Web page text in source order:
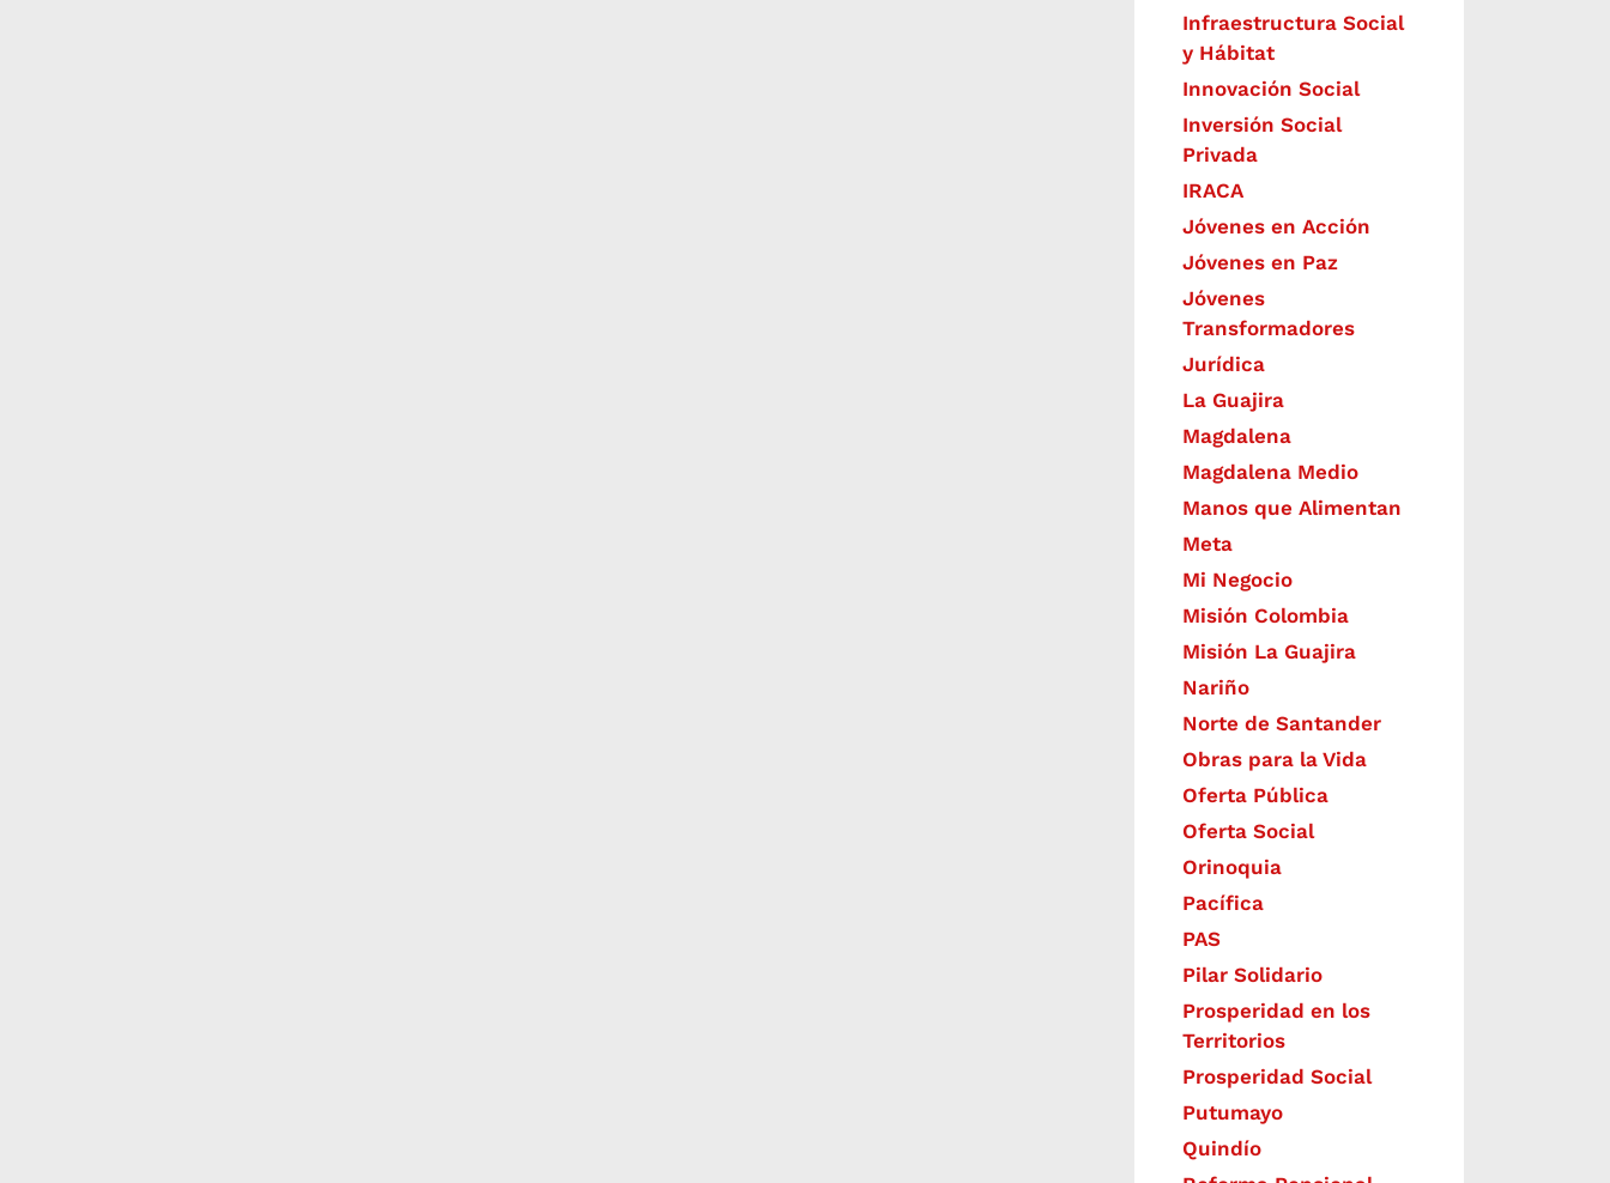
Infraestructura Social
y Hábitat
​Innovación Social
Inversión Social
Privada
IRACA
Jóvenes en Acción
Jóvenes en Paz
Jóvenes
Transformadores
Jurídica
La Guajira
Magdalena
Magdalena Medio
Manos que Alimentan
Meta
Mi Negocio
Misión Colombia
Misión La Guajira
Nariño
Norte de Santander
Obras para la Vida
Oferta Pública
Oferta Social​​
Orinoquia
Pacífica
PAS
Pilar Solidario
Prosperidad en los
Territorios
Prosperidad Social
Putumayo
Quindío